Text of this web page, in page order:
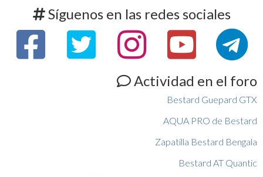
Síguenos en las redes sociales
Actividad en el foro
Bestard Guepard GTX
AQUA PRO de Bestard
Zapatilla Bestard Bengala
Bestard AT Quantic